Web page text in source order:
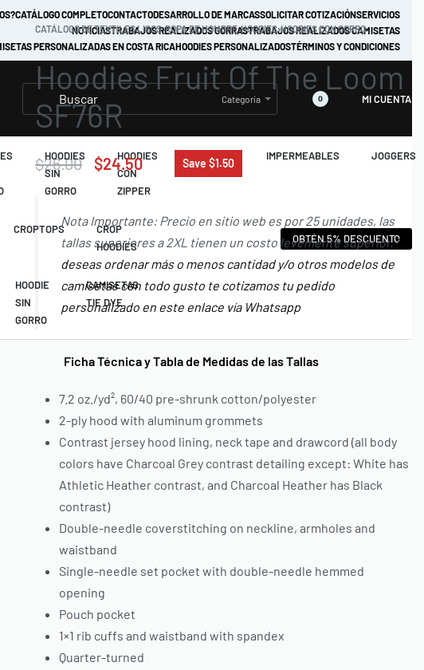
CATÁLOGO COMPLETOCONTACTODESARROLLO DE MARCASSOLICITAR COTIZACIÓNSERVICIOS
NOTICIASTRABAJOS REALIZADOS GORRASTRABAJOS REALIZADOS CAMISETAS
PERSONALIZADAS EN COSTA RICAHOODIES PERSONALIZADOSTÉRMINOS Y CONDICIONES
Categoría 0 MI CUENTA
HOODIES
SIN
GORRO
HOODIES
CON
ZIPPER
JACKETS IMPERMEABLES JOGGERS
CROPTOPS
CROP
HOODIES
HOODIE
SIN
GORRO
CAMISETAS
TIE DYE
OBTÉN 5% DESCUENTO
CATÁLOGO DE TEXTILES LISOS›ROPA DE HOMBRE›HOODIES›HOODIES CON GORRO
Hoodies Fruit Of The Loom
SF76R
$26.00 $24.50 Save $1.50
Nota Importante: Precio en sitio web es por 25 unidades, las
tallas superiores a 2XL tienen un costo levemente superior.Si
deseas ordenar más o menos cantidad y/o otros modelos de
camisetas con todo gusto te cotizamos tu pedido
personalizado en este enlace vía Whatsapp
Ficha Técnica y Tabla de Medidas de las Tallas
7.2 oz./yd², 60/40 pre-shrunk cotton/polyester
2-ply hood with aluminum grommets
Contrast jersey hood lining, neck tape and drawcord (all body
colors have Charcoal Grey contrast detailing except: White has
Athletic Heather contrast, and Charcoal Heather has Black
contrast)
Double-needle coverstitching on neckline, armholes and
waistband
Single-needle set pocket with double-needle hemmed
opening
Pouch pocket
1×1 rib cuffs and waistband with spandex
Quarter-turned